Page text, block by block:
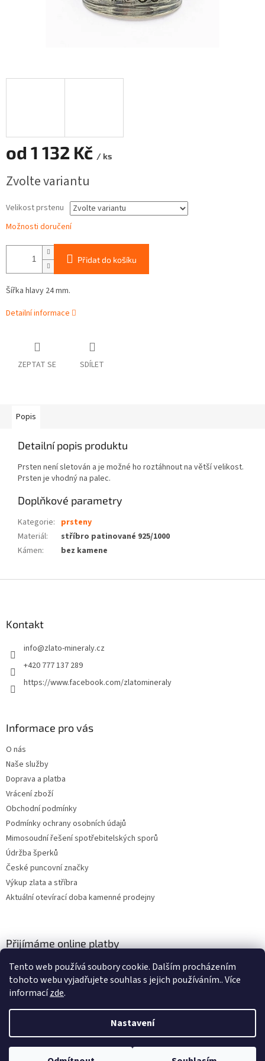
Tento web používá soubory cookie. Dalším procházením
tohoto webu vyjadřujete souhlas s jejich používáním.. Více
informacízde.
Nastavení
od 1 132 Kč / ks
cena:
Zvolte variantu
Velikost prstenu
Možnosti doručení
Přidat do košíku
Šířka hlavy 24 mm.
Detailní informace
ZEPTAT SE SDÍLET
Popis
Detailní popis produktu
Prsten není sletován a je možné ho roztáhnout na větší velikost.
Prsten je vhodný na palec.
Doplňkové parametry
Kategorie: prsteny
Materiál:
stříbro patinované 925/1000
Kámen: bez kamene
Kontakt
info@zlato-mineraly.cz
+420 777 137 289
https://www.facebook.com/zlatomineraly
Informace pro vás
O nás
Naše služby
Doprava a platba
Vrácení zboží
Obchodní podmínky
Podmínky ochrany osobních údajů
Mimosoudní řešení spotřebitelských sporů
Údržba šperků
České puncovní značky
Výkup zlata a stříbra
Aktuální otevírací doba kamenné prodejny
Přijímáme online platby
Vytvořil Shoptet